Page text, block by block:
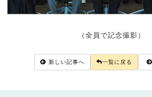
（全員で記念撮影）
新しい記事へ 一覧に戻る